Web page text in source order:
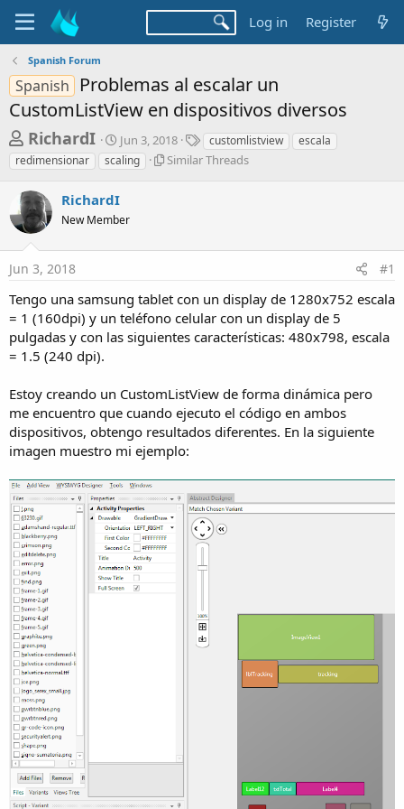
Log in Register
Spanish Forum
Spanish
Problemas al escalar un
CustomListView en dispositivos diversos
T
h
e
a
d
s
t
a
r
t
r
RichardI
S
t
a
t
d
t
Jun 3, 2018
T
a
g
customlistview
escala
redimensionar
scaling
S
r
r
e
a
Similar Threads
RichardI
New Member
Jun 3, 2018 #1
Tengo una samsung tablet con un display de 1280x752 escala
= 1 (160dpi) y un teléfono celular con un display de 5
pulgadas y con las siguientes características: 480x798, escala
= 1.5 (240 dpi).
Estoy creando un CustomListView de forma dinámica pero
me encuentro que cuando ejecuto el código en ambos
dispositivos, obtengo resultados diferentes. En la siguiente
imagen muestro mi ejemplo: